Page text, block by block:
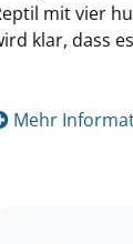
mit vier
klar, dass
Mehr